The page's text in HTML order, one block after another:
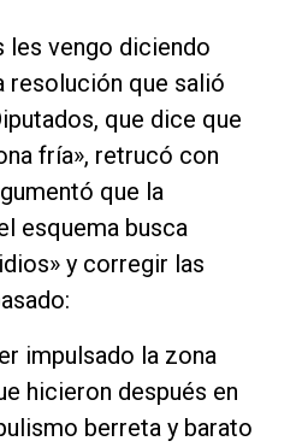
les vengo diciendo
resolución que salió
que dice que
fría», retrucó con
que la
esquema busca
y corregir las
impulsado la zona
hicieron después en
berreta y barato